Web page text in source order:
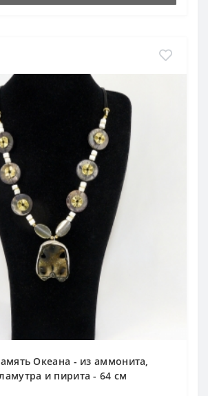
Океана - из аммонита,
и пирита - 64 см